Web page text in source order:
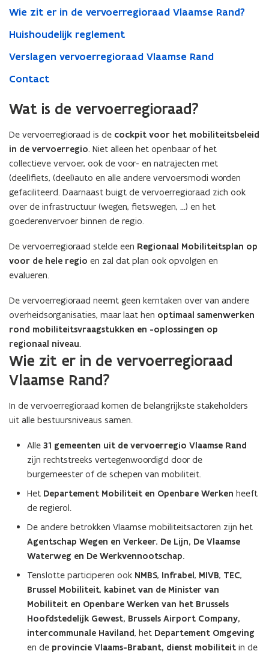
Wie zit er in de vervoerregioraad Vlaamse Rand?
Huishoudelijk reglement
Verslagen vervoerregioraad Vlaamse Rand
Contact
Wat is de vervoerregioraad?
De vervoerregioraad is de cockpit voor het mobiliteitsbeleid
in de vervoerregio. Niet alleen het openbaar of het
collectieve vervoer, ook de voor- en natrajecten met
(deel)fiets, (deel)auto en alle andere vervoersmodi worden
gefaciliteerd. Daarnaast buigt de vervoerregioraad zich ook
over de infrastructuur (wegen, fietswegen, …) en het
goederenvervoer binnen de regio.
De vervoerregioraad stelde een Regionaal Mobiliteitsplan op
voor de hele regio en zal dat plan ook opvolgen en
evalueren.
De vervoerregioraad neemt geen kerntaken over van andere
overheidsorganisaties, maar laat hen optimaal samenwerken
rond mobiliteitsvraagstukken en -oplossingen op
regionaal niveau.
Wie zit er in de vervoerregioraad
Vlaamse Rand?
In de vervoerregioraad komen de belangrijkste stakeholders
uit alle bestuursniveaus samen.
Alle 31 gemeenten uit de vervoerregio Vlaamse Rand
zijn rechtstreeks vertegenwoordigd door de
burgemeester of de schepen van mobiliteit.
Het Departement Mobiliteit en Openbare Werken heeft
de regierol.
De andere betrokken Vlaamse mobiliteitsactoren zijn het
Agentschap Wegen en Verkeer, De Lijn, De Vlaamse
Waterweg en De Werkvennootschap.
Tenslotte participeren ook NMBS, Infrabel, MIVB, TEC,
Brussel Mobiliteit, kabinet van de Minister van
Mobiliteit en Openbare Werken van het Brussels
Hoofdstedelijk Gewest, Brussels Airport Company,
intercommunale Haviland, het Departement Omgeving
en de provincie Vlaams-Brabant, dienst mobiliteit in de